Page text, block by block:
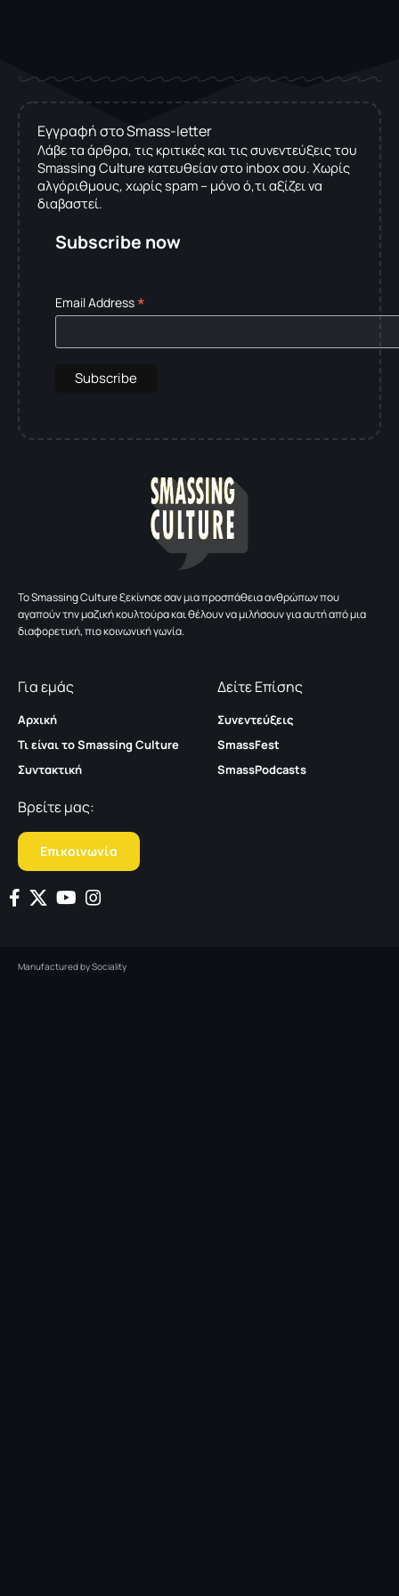
Εγγραφή στο Smass-letter
Λάβε τα άρθρα, τις κριτικές και τις συνεντεύξεις του
Smassing Culture κατευθείαν στο inbox σου. Χωρίς
αλγόριθμους, χωρίς spam – μόνο ό,τι αξίζει να
διαβαστεί.
Subscribe now
Email Address*
To Smassing Culture ξεκίνησε σαν μια προσπάθεια ανθρώπων που
αγαπούν την μαζική κουλτούρα και θέλουν να μιλήσουν για αυτή από μια
διαφορετική, πιο κοινωνική γωνία.
Για εμάς
Αρχική
Τι είναι το Smassing Culture
Συντακτική
Δείτε Επίσης
Συνεντεύξεις
SmassFest
SmassPodcasts
Βρείτε μας:
Επικοινωνία
Manufactured bySociality